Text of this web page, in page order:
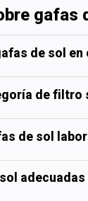
gafas
de sol
de filtro
de sol